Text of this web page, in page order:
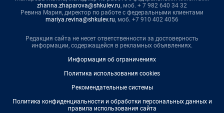
zhanna.zhaparova@shkulev.ru, моб. + 7 982 640 34 32
Ревина Мария, директор по работе с федеральными клиентами
mariya.revina@shkulev.ru, моб. +7 910 402 4056
Редакция сайта не несет ответственности за достоверность
информации, содержащейся в рекламных объявлениях.
Информация об ограничениях
Политика использования cookies
Рекомендательные системы
Политика конфиденциальности и обработки персональных данных и
правила использования сайта